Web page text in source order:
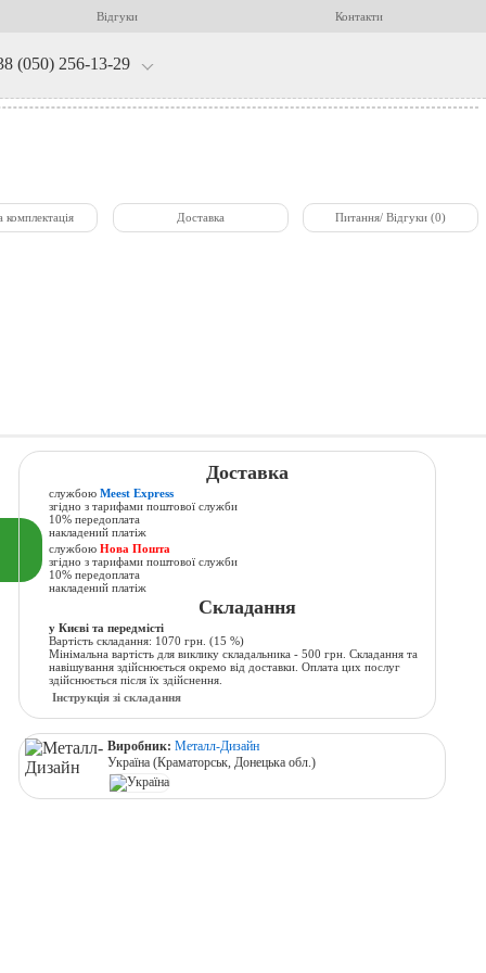
Відгуки Контакти
(050) 256-13-29
комплектація Доставка Питання/ Відгуки (0)
Доставка
службою Meest Express
згідно з тарифами поштової служби
10% передоплата
накладений платіж
службою Нова Пошта
згідно з тарифами поштової служби
10% передоплата
накладений платіж
Складання
у Києві та передмісті
Вартість складання: 1070 грн. (15 %)
Мінімальна вартість для виклику складальника - 500 грн. Складання та
навішування здійснюється окремо від доставки. Оплата цих послуг
здійснюється після їх здійснення.
Інструкція зі складання
Виробник: Металл-Дизайн
Україна (Краматорськ, Донецька обл.)